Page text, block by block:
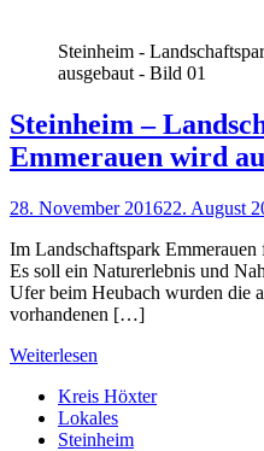
Steinheim -
ausgebaut - Bild 01
Steinheim –
Emmerauen wird
28. November 201622. August
Im Landschaftspark
Es soll ein Naturerlebnis und
Ufer beim Heubach wurden die
vorhandenen […]
Weiterlesen
Kreis Höxter
Lokales
Steinheim